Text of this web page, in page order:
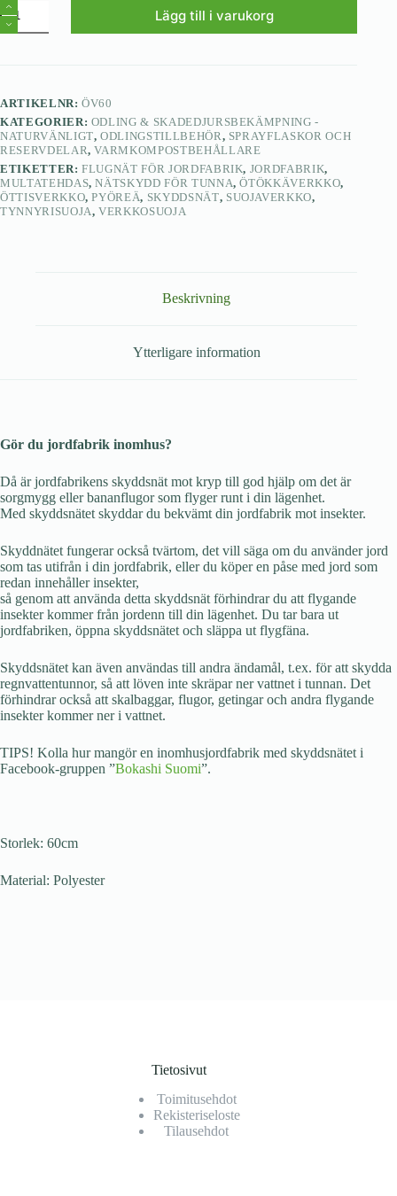
Lägg till i varukorg
ARTIKELNR:ÖV60
KATEGORIER: ODLING & SKADEDJURSBEKÄMPNING -
NATURVÄNLIGT,ODLINGSTILLBEHÖR, SPRAYFLASKOR OCH
RESERVDELAR,VARMKOMPOSTBEHÅLLARE
ETIKETTER:FLUGNÄT FÖR JORDFABRIK, JORDFABRIK,
MULTATEHDAS,NÄTSKYDD FÖR TUNNA,ÖTÖKKÄVERKKO,
ÖTTISVERKKO,PYÖREÄ, SKYDDSNÄT, SUOJAVERKKO,
TYNNYRISUOJA,VERKKOSUOJA
Beskrivning
Ytterligare information
Gör du jordfabrik inomhus?
Då är jordfabrikens skyddsnät mot kryp till god hjälp om det är
sorgmygg eller bananflugor som flyger runt i din lägenhet.
Med skyddsnätet skyddar du bekvämt din jordfabrik mot insekter.
Skyddnätet fungerar också tvärtom, det vill säga om du använder jord
som tas utifrån i din jordfabrik, eller du köper en påse med jord som
redan innehåller insekter,
så genom att använda detta skyddsnät förhindrar du att flygande
insekter kommer från jordenn till din lägenhet. Du tar bara ut
jordfabriken, öppna skyddsnätet och släppa ut flygfäna.
Skyddsnätet kan även användas till andra ändamål, t.ex. för att skydda
regnvattentunnor, så att löven inte skräpar ner vattnet i tunnan. Det
förhindrar också att skalbaggar, flugor, getingar och andra flygande
insekter kommer ner i vattnet.
TIPS! Kolla hur mangör en inomhusjordfabrik med skyddsnätet i
Facebook-gruppen ”Bokashi Suomi”.
Storlek: 60cm
Material: Polyester
Tietosivut
Toimitusehdot
Rekisteriseloste
Tilausehdot